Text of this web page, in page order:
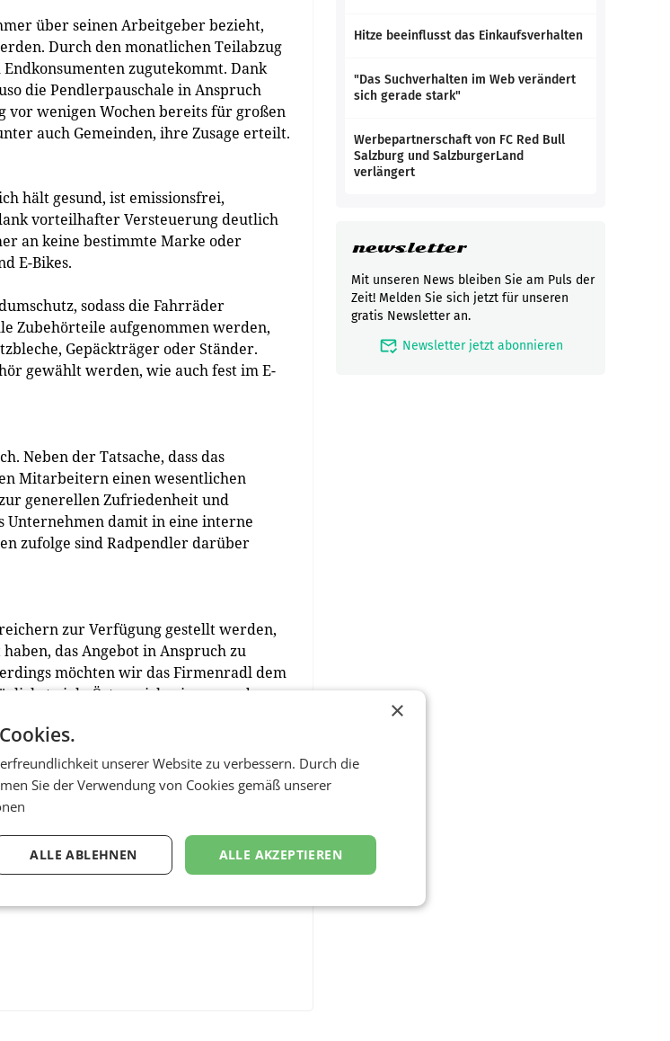
über seinen Arbeitgeber bezieht,
Durch den monatlichen Teilabzug
zugutekommt. Dank
die Pendlerpauschale in Anspruch
vor wenigen Wochen bereits für großen
auch Gemeinden, ihre Zusage erteilt.
hält gesund, ist emissionsfrei,
vorteilhafter Versteuerung deutlich
an keine bestimmte Marke oder
E-Bikes.
sodass die Fahrräder
Zubehörteile aufgenommen werden,
Gepäckträger oder Ständer.
gewählt werden, wie auch fest im E-
Neben der Tatsache, dass das
Mitarbeitern einen wesentlichen
generellen Zufriedenheit und
damit in eine interne
zufolge sind Radpendler darüber
zur Verfügung gestellt werden,
das Angebot in Anspruch zu
möchten wir das Firmenradl dem
viele Österreicherinnen und
Österreich-Geschäftsführer
Hitze beeinflusst das Einkaufsverhalten
"Das Suchverhalten im Web verändert
sich gerade stark"
Werbepartnerschaft von FC Red Bull
Salzburg und SalzburgerLand
verlängert
newsletter
Mit unseren News bleiben Sie am Puls der
Zeit! Melden Sie sich jetzt für unseren
gratis Newsletter an.
mark_email_read Newsletter jetzt abonnieren
×
unserer Website zu verbessern. Durch die
Sie der Verwendung von Cookies gemäß unserer
ALLE AKZEPTIEREN
ALLE ABLEHNEN